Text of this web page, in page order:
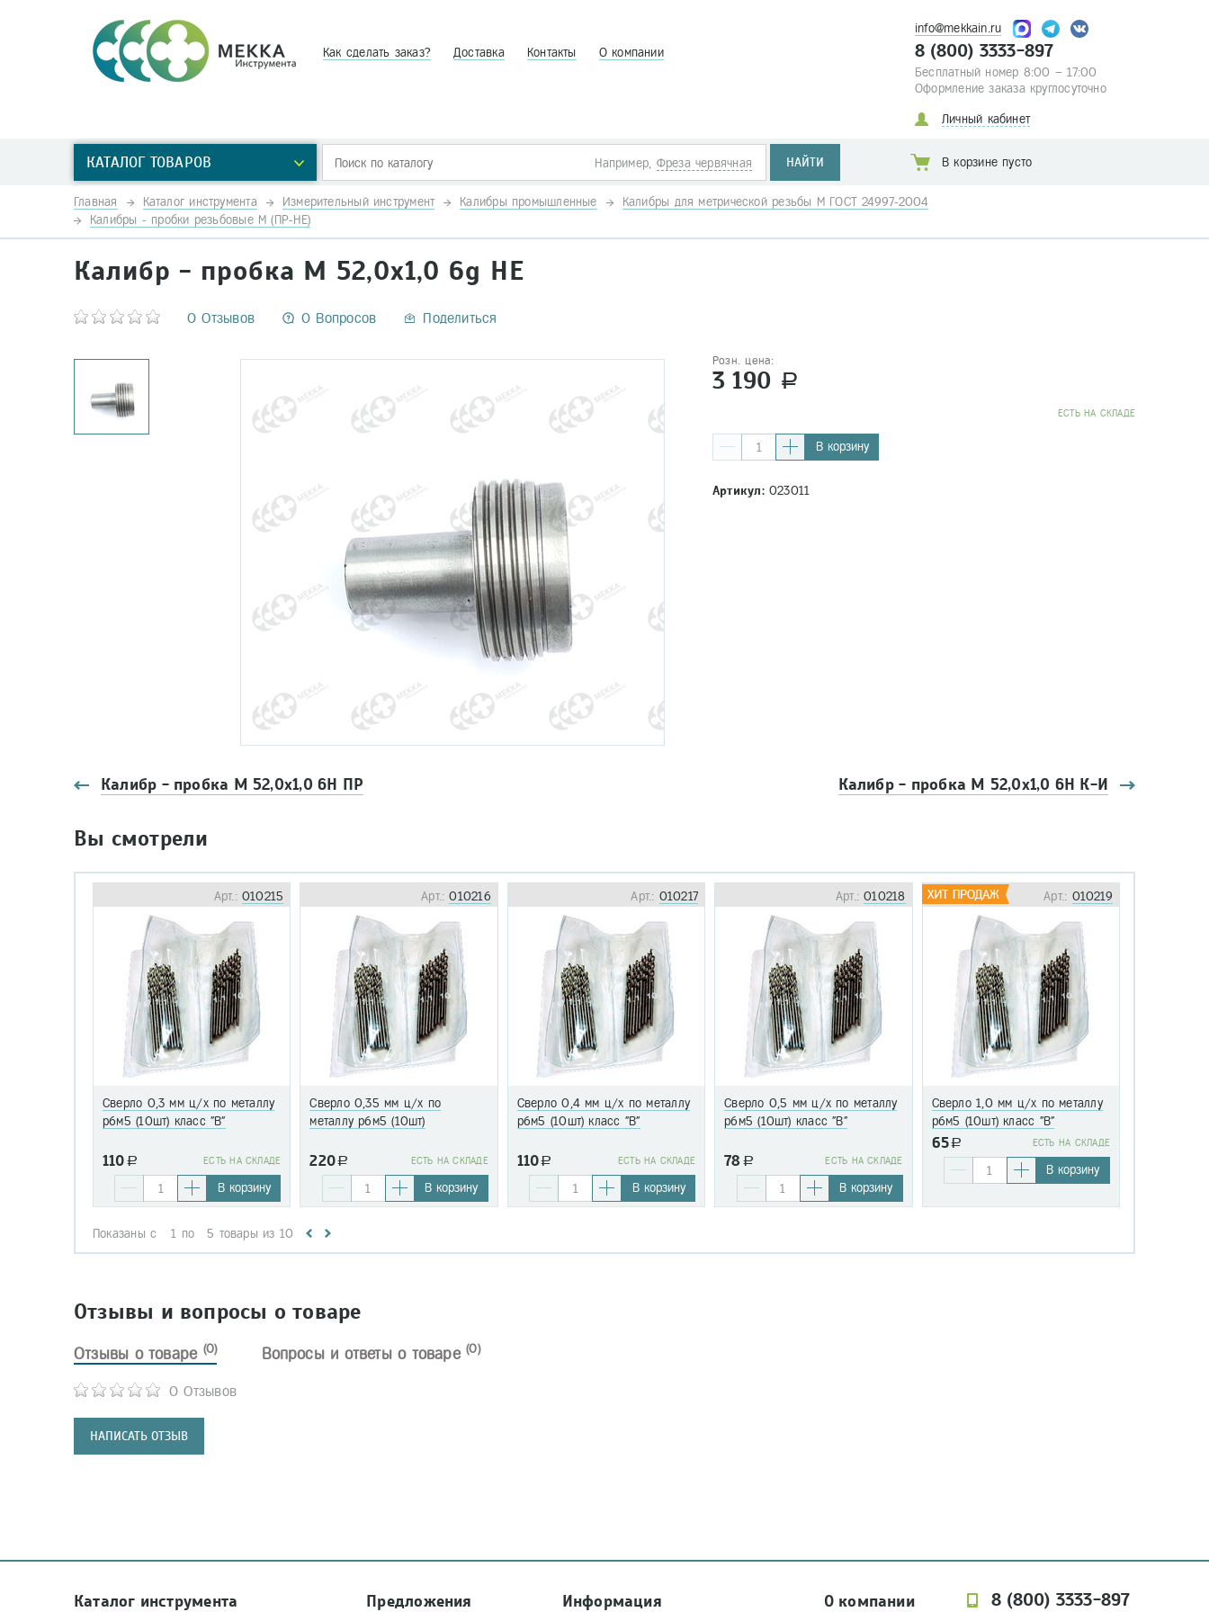
Как сделать заказ? Доставка Контакты О компании
info@mekkain.ru
8 (800) 3333-897
Бесплатный номер 8:00 – 17:00
Оформление заказа круглосуточно
Личный кабинет
КАТАЛОГ ТОВАРОВ Например, Фреза червячная НАЙТИ В корзине пусто
Главная Каталог инструмента Измерительный инструмент Калибры промышленные
Калибры для метрической резьбы М ГОСТ 24997-2004
Калибры - пробки резьбовые М (ПР-НЕ)
Калибр - пробка М 52,0х1,0 6g НЕ
0 Отзывов 0 Вопросов Поделиться
Розн. цена:
3 190 a
EСТЬ НА СКЛАДЕ
В корзину
Артикул:023011
Калибр - пробка М 52,0х1,0 6Н ПР Калибр - пробка М 52,0х1,0 6Н К-И
Вы смотрели
Арт.:010215
Сверло 0,3 мм ц/х по металлу
р6м5 (10шт) класс "В"
110 a EСТЬ НА СКЛАДЕ
В корзину
Арт.:010216
Сверло 0,35 мм ц/х по
металлу р6м5 (10шт)
220a EСТЬ НА СКЛАДЕ
В корзину
Арт.: 010217
Сверло 0,4 мм ц/х по металлу
р6м5 (10шт) класс "В"
110a EСТЬ НА СКЛАДЕ
В корзину
Арт.:010218
Сверло 0,5 мм ц/х по металлу
р6м5 (10шт) класс "В"
78 a EСТЬ НА СКЛАДЕ
В корзину
Арт.: 010219
Сверло 1,0 мм ц/х по металлу
р6м5 (10шт) класс "В"
65a EСТЬ НА СКЛАДЕ
В корзину
Показаны с 1 по 5 товары из 10
Отзывы и вопросы о товаре
Отзывы о товаре (0)
0 Отзывов
НАПИСАТЬ ОТЗЫВ
Вопросы и ответы о товаре(0)
Каталог инструмента Предложения Информация О компании 8 (800) 3333-897